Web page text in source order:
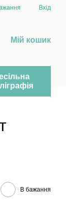
Вхід
Мій кошик
В бажання